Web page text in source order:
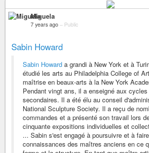
Miguela
7 years ago – Public
Sabin Howard
Sabin Howard a grandi à New York et à
étudié les arts au Philadelphia College of
maîtrise en beaux-arts à la New York
Pendant vingt ans, il a enseigné aux
secondaires. Il a été élu au conseil
National Sculpture Society. Il a reçu de
commandes et a présenté son travail lors
cinquante expositions individuelles et
... Sabin s'est engagé à poursuivre et à
connaissances des maîtres anciens en ce